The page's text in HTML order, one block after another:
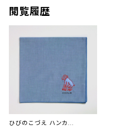
閲覧履歴
ひびのこづえ ハンカ...